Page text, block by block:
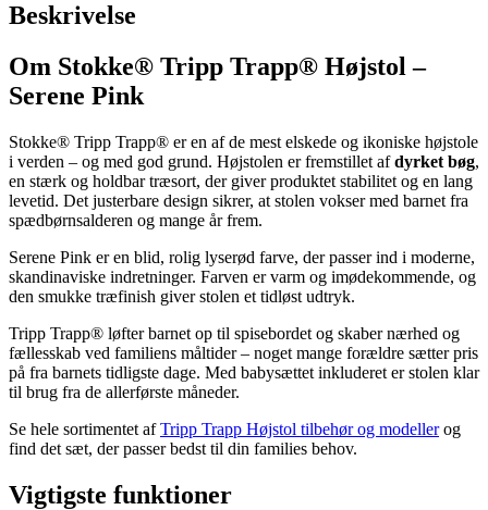
Beskrivelse
Om Stokke® Tripp Trapp® Højstol –
Serene Pink
Stokke® Tripp Trapp® er en af de mest elskede og ikoniske højstole
i verden – og med god grund. Højstolen er fremstillet afdyrket bøg,
en stærk og holdbar træsort, der giver produktet stabilitet og en lang
levetid. Det justerbare design sikrer, at stolen vokser med barnet fra
spædbørnsalderen og mange år frem.
Serene Pink er en blid, rolig lyserød farve, der passer ind i moderne,
skandinaviske indretninger. Farven er varm og imødekommende, og
den smukke træfinish giver stolen et tidløst udtryk.
Tripp Trapp® løfter barnet op til spisebordet og skaber nærhed og
fællesskab ved familiens måltider – noget mange forældre sætter pris
på fra barnets tidligste dage. Med babysættet inkluderet er stolen klar
til brug fra de allerførste måneder.
Se hele sortimentet afTripp Trapp Højstol tilbehør og modellerog
find det sæt, der passer bedst til din families behov.
Vigtigste funktioner